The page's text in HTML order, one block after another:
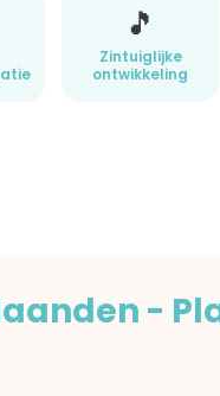
🎵
Zintuiglijke
ontwikkeling
-